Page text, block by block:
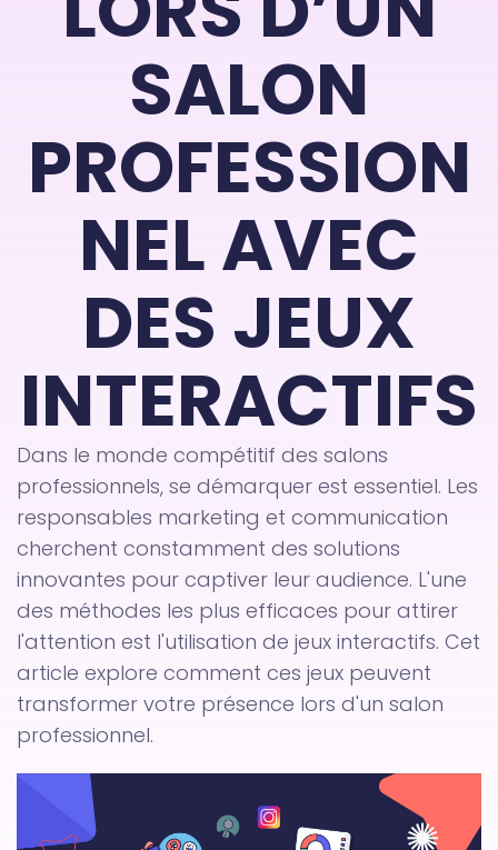
SALON
PROFESSION
NEL AVEC
DES JEUX
INTERACTIFS
Dans le monde compétitif des salons
professionnels, se démarquer est essentiel. Les
responsables marketing et communication
cherchent constamment des solutions
innovantes pour captiver leur audience. L'une
des méthodes les plus efficaces pour attirer
l'attention est l'utilisation de jeux interactifs. Cet
article explore comment ces jeux peuvent
transformer votre présence lors d'un salon
professionnel.